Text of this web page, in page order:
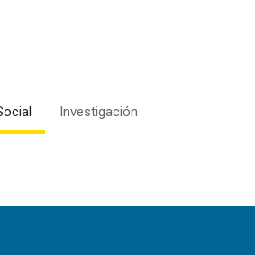
Investigación